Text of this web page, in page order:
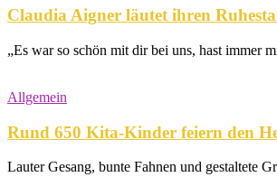
Claudia Aigner läutet ihren
„Es war so schön mit dir bei uns, hast immer
Allgemein
Rund 650 Kita-Kinder feiern den
Lauter Gesang, bunte Fahnen und gestaltete